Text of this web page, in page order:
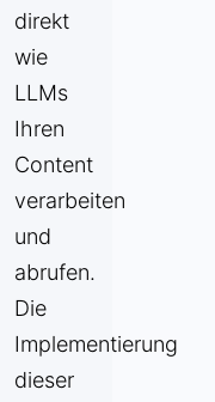
direkt
wie
LLMs
Ihren
Content
verarbeiten
und
abrufen.
Die
Implementierung
dieser